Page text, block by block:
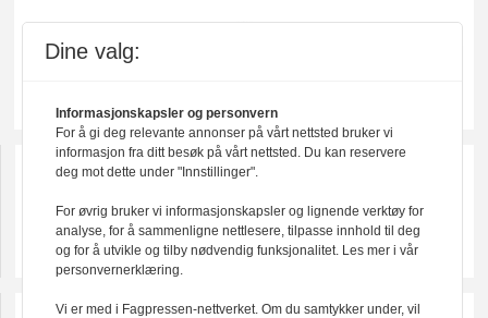
Dine valg:
Informasjonskapsler og personvern
For å gi deg relevante annonser på vårt nettsted bruker vi
informasjon fra ditt besøk på vårt nettsted. Du kan reservere
deg mot dette under "Innstillinger".
For øvrig bruker vi informasjonskapsler og lignende verktøy for
analyse, for å sammenligne nettlesere, tilpasse innhold til deg
og for å utvikle og tilby nødvendig funksjonalitet. Les mer i vår
personvernerklæring.
Vi er med i Fagpressen-nettverket. Om du samtykker under, vil